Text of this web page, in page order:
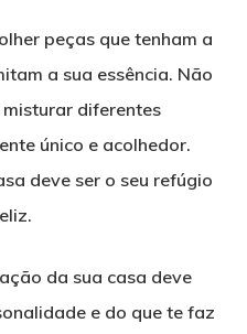
peças que tenham a
a sua essência. Não
diferentes
único e acolhedor.
deve ser o seu refúgio
da sua casa deve
e do que te faz